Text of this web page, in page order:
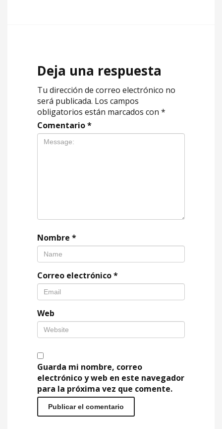
Deja una respuesta
Tu dirección de correo electrónico no
será publicada. Los campos
obligatorios están marcados con *
Comentario*
Nombre *
Correo electrónico*
Web
Guarda mi nombre, correo
electrónico y web en este navegador
para la próxima vez que comente.